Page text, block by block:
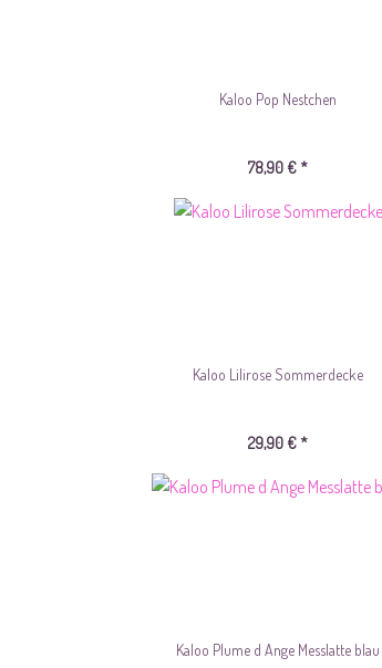
Kaloo Pop Nestchen
78,90 € *
Kaloo Lilirose Sommerdecke
29,90 € *
Kaloo Plume d Ange Messlatte blau